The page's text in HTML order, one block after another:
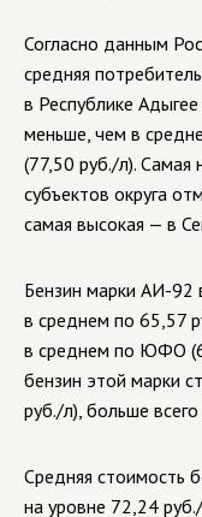
Согласно данным
средняя
в Республике
меньше, чем в
(77,50 руб./л). Самая
субъектов округа
самая высокая — в
Бензин марки АИ-92
в среднем по 65,57
в среднем по ЮФО
бензин этой марки
руб./л), больше
Средняя стоимость
на уровне 72,24